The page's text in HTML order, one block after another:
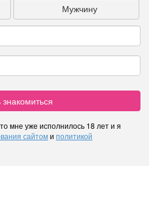
Мужчину
знакомиться
мне уже исполнилось 18 лет и я
сайтоми политикой